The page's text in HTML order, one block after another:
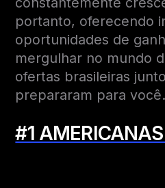
portanto, oferecendo
oportunidades de
mergulhar no mundo
ofertas brasileiras
prepararam para você.
#1 AMERICANAS